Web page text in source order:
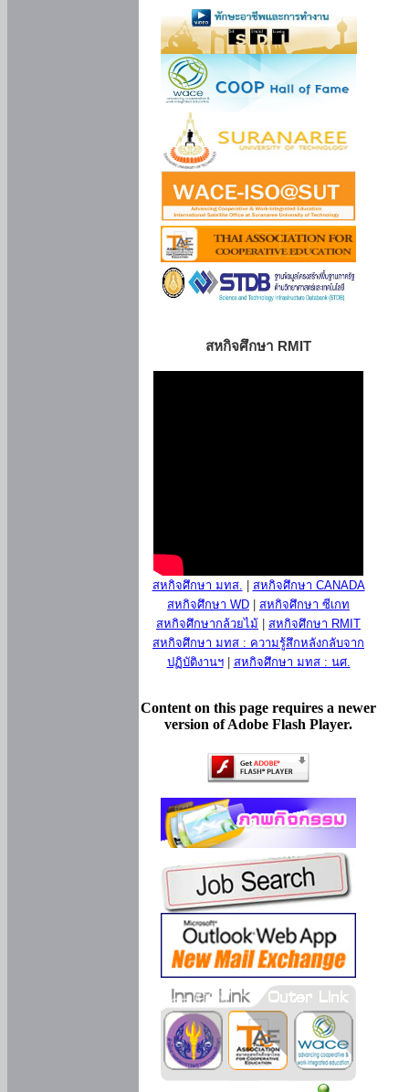
สหกิจศึกษา RMIT
สหกิจศึกษา มทส.
สหกิจศึกษา CANADA
สหกิจศึกษา WD
สหกิจศึกษา ซีเกท
สหกิจศึกษากล้วยไม้
สหกิจศึกษา RMIT
สหกิจศึกษา มทส : ความรู้สึกหลังกลับจาก
ปฏิบัติงานฯ| สหกิจศึกษา มทส : นศ.
Content on this page requires a newer
version of Adobe Flash Player.